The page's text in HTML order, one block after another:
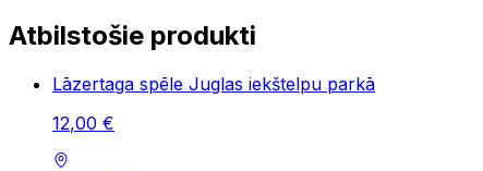
Atbilstošie produkti
Lāzertaga spēle Juglas iekštelpu parkā
12,00 €